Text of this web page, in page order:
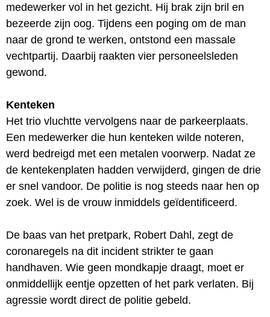
medewerker vol in het gezicht. Hij brak zijn bril en
bezeerde zijn oog. Tijdens een poging om de man
naar de grond te werken, ontstond een massale
vechtpartij. Daarbij raakten vier personeelsleden
gewond.
Kenteken
Het trio vluchtte vervolgens naar de parkeerplaats.
Een medewerker die hun kenteken wilde noteren,
werd bedreigd met een metalen voorwerp. Nadat ze
de kentekenplaten hadden verwijderd, gingen de drie
er snel vandoor. De politie is nog steeds naar hen op
zoek. Wel is de vrouw inmiddels geïdentificeerd.
De baas van het pretpark, Robert Dahl, zegt de
coronaregels na dit incident strikter te gaan
handhaven. Wie geen mondkapje draagt, moet er
onmiddellijk eentje opzetten of het park verlaten. Bij
agressie wordt direct de politie gebeld.